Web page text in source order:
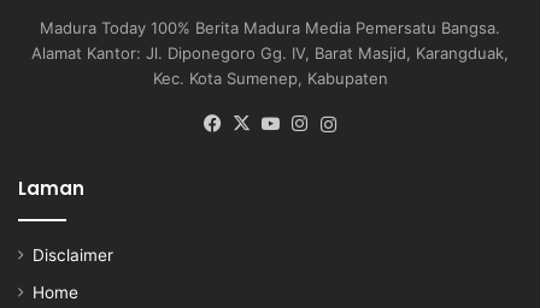
Madura Today 100% Berita Madura Media Pemersatu Bangsa.
Alamat Kantor: Jl. Diponegoro Gg. IV, Barat Masjid, Karangduak,
Kec. Kota Sumenep, Kabupaten
Facebook
X YouTubeInstagram
Laman
Disclaimer
Home